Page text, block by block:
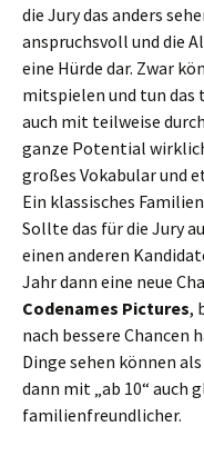
die Jury das anders
anspruchsvoll und die
eine Hürde dar. Zwar
mitspielen und tun das
auch mit teilweise
ganze Potential
großes Vokabular und
Ein klassisches
Sollte das für die Jury
einen anderen
Jahr dann eine neue
Codenames Pictures,
nach bessere Chancen
Dinge sehen können
dann mit „ab 10“ auch
familienfreundlicher.